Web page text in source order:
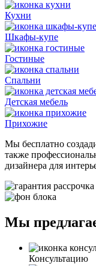
Кухни
Шкафы-купе
Гостиные
Спальни
Детская мебель
Прихожие
Мы бесплатно
также
дизайнера для
Мы
Консультацию